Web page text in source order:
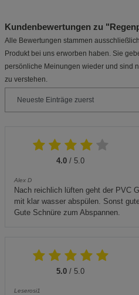
Kundenbewertungen zu
Alle Bewertungen stammen
Produkt bei uns erworben haben. Sie
persönliche Meinungen wieder und sind
zu verstehen.
4.0 / 5.0
Alex D
Nach reichlich lüften geht der PVC
mit klar wasser abspülen. Sonst
Gute Schnüre zum Abspannen.
5.0 / 5.0
Leserosi1